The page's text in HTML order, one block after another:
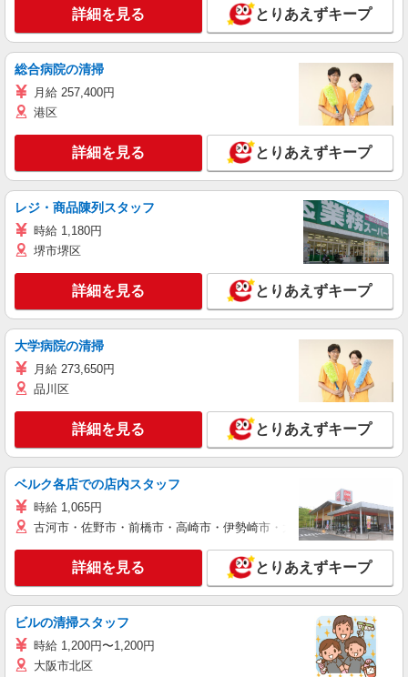
詳細を見る とりあえずキープ
総合病院の清掃
月給 257,400円
港区
詳細を見る とりあえずキープ
レジ・商品陳列スタッフ
時給 1,180円
堺市堺区
詳細を見る とりあえずキープ
大学病院の清掃
月給 273,650円
品川区
詳細を見る とりあえずキープ
ベルク各店での店内スタッフ
時給 1,065円
古河市・佐野市・前橋市・高崎市・伊勢崎市・太田市・館林市・藤
詳細を見る とりあえずキープ
ビルの清掃スタッフ
時給 1,200円〜1,200円
大阪市北区